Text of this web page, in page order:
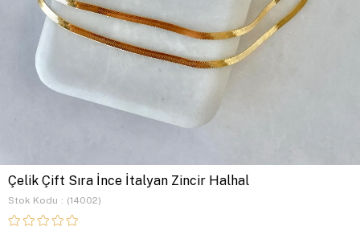
Çelik Çift Sıra İnce İtalyan Zincir Halhal
Stok Kodu (14002)